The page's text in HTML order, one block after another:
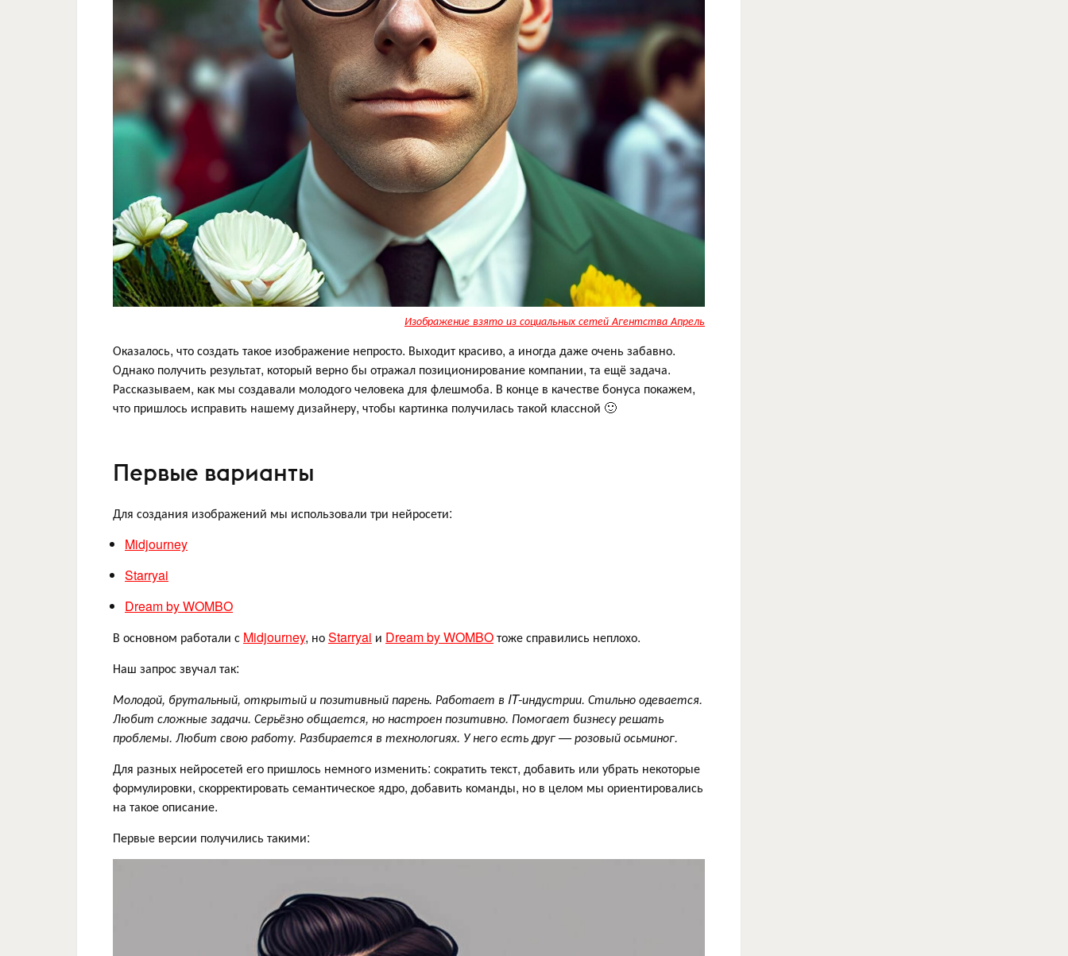
Изображение взято из социальных сетей Агентства Апрель
Оказалось, что создать такое изображение непросто. Выходит красиво, а иногда даже очень забавно.
Однако получить результат, который верно бы отражал позиционирование компании, та ещё задача.
Рассказываем, как мы создавали молодого человека для флешмоба. В конце в качестве бонуса покажем,
что пришлось исправить нашему дизайнеру, чтобы картинка получилась такой классной 🙂
Первые варианты
Для создания изображений мы использовали три нейросети:
Midjourney
Starryai
Dream by WOMBO
В основном работали с Midjourney, ноStarryai и Dream by WOMBOтоже справились неплохо.
Наш запрос звучал так:
Молодой, брутальный, открытый и позитивный парень. Работает в IT-индустрии. Стильно одевается.
Любит сложные задачи. Серьёзно общается, но настроен позитивно. Помогает бизнесу решать
проблемы. Любит свою работу. Разбирается в технологиях. У него есть друг — розовый осьминог.
Для разных нейросетей его пришлось немного изменить: сократить текст, добавить или убрать некоторые
формулировки, скорректировать семантическое ядро, добавить команды, но в целом мы ориентировались
на такое описание.
Первые версии получились такими: